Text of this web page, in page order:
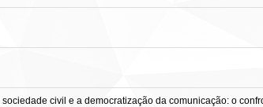
civil e a democratização da comunicação: o